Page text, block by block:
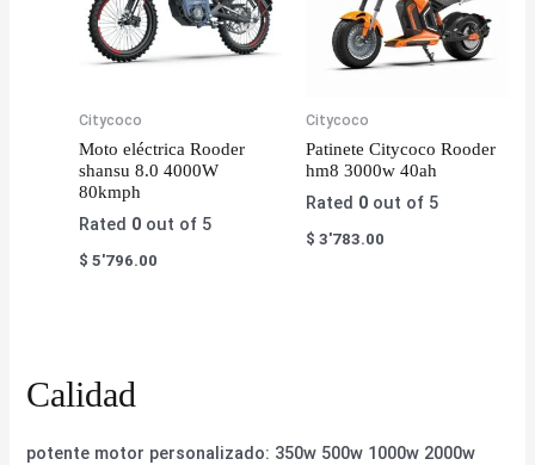
Citycoco
Moto eléctrica Rooder
shansu 8.0 4000W
80kmph
Rated 0 out of 5
$ 5'796.00
Citycoco
Patinete Citycoco Rooder
hm8 3000w 40ah
Rated 0out of 5
$ 3'783.00
Calidad
potente motor personalizado: 350w 500w 1000w 2000w